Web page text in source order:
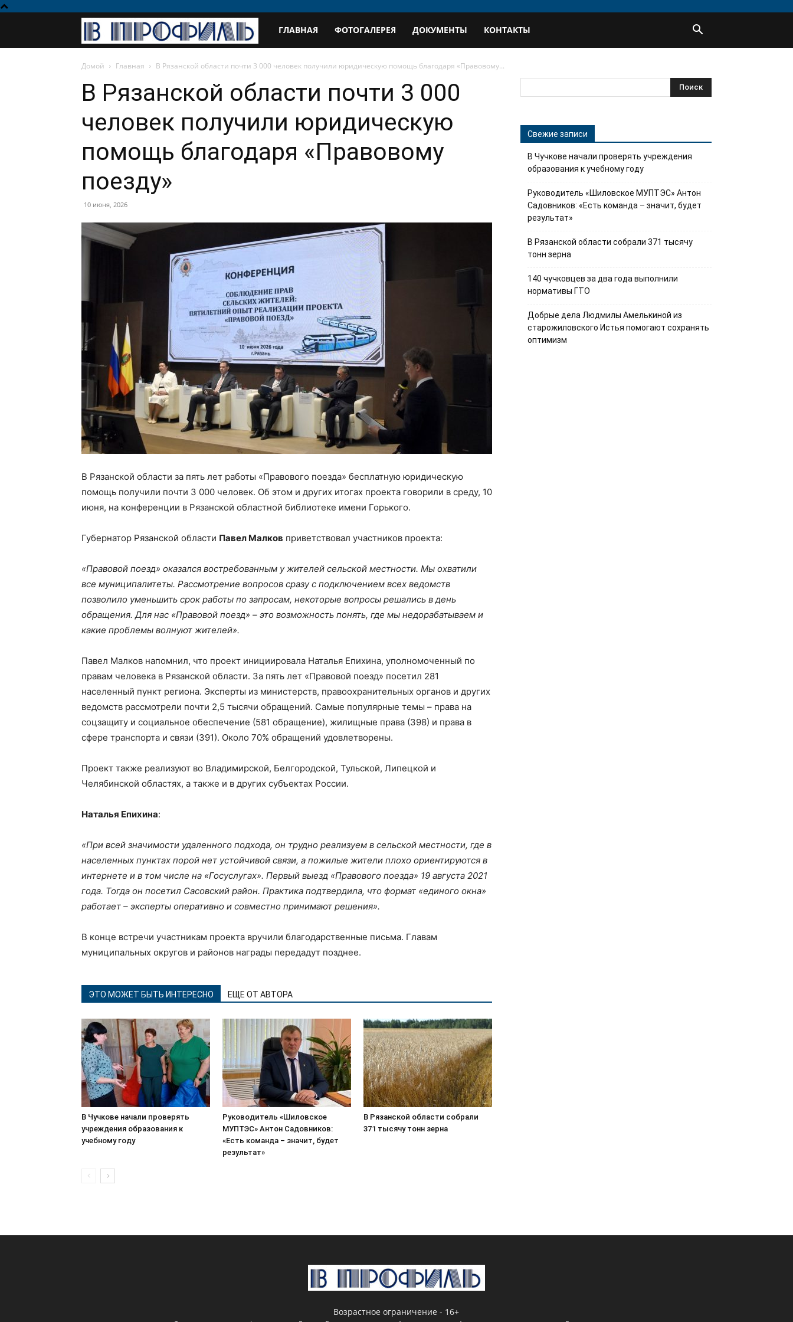
профиль
ГЛАВНАЯ ФОТОГАЛЕРЕЯ ДОКУМЕНТЫ КОНТАКТЫ
Домой Главная В Рязанской области почти 3 000 человек получили юридическую помощь благодаря «Правовому...
В Рязанской области почти 3 000
человек получили юридическую
помощь благодаря «Правовому
поезду»
10 июня, 2026
В Рязанской области за пять лет работы «Правового поезда» бесплатную юридическую
помощь получили почти 3 000 человек. Об этом и других итогах проекта говорили в среду, 10
июня, на конференции в Рязанской областной библиотеке имени Горького.
Губернатор Рязанской области Павел Малков приветствовал участников проекта:
«Правовой поезд» оказался востребованным у жителей сельской местности. Мы охватили
все муниципалитеты. Рассмотрение вопросов сразу с подключением всех ведомств
позволило уменьшить срок работы по запросам, некоторые вопросы решались в день
обращения. Для нас «Правовой поезд» – это возможность понять, где мы недорабатываем и
какие проблемы волнуют жителей».
Павел Малков напомнил, что проект инициировала Наталья Епихина, уполномоченный по
правам человека в Рязанской области. За пять лет «Правовой поезд» посетил 281
населенный пункт региона. Эксперты из министерств, правоохранительных органов и других
ведомств рассмотрели почти 2,5 тысячи обращений. Самые популярные темы – права на
соцзащиту и социальное обеспечение (581 обращение), жилищные права (398) и права в
сфере транспорта и связи (391). Около 70% обращений удовлетворены.
Проект также реализуют во Владимирской, Белгородской, Тульской, Липецкой и
Челябинской областях, а также и в других субъектах России.
Наталья Епихина:
«При всей значимости удаленного подхода, он трудно реализуем в сельской местности, где в
населенных пунктах порой нет устойчивой связи, а пожилые жители плохо ориентируются в
интернете и в том числе на «Госуслугах». Первый выезд «Правового поезда» 19 августа 2021
года. Тогда он посетил Сасовский район. Практика подтвердила, что формат «единого окна»
работает – эксперты оперативно и совместно принимают решения».
В конце встречи участникам проекта вручили благодарственные письма. Главам
муниципальных округов и районов награды передадут позднее.
ЭТО МОЖЕТ БЫТЬ ИНТЕРЕСНО ЕЩЕ ОТ АВТОРА
В Чучкове начали проверять
учреждения образования к
учебному году
Руководитель «Шиловское
МУПТЭС» Антон Садовников:
«Есть команда – значит, будет
результат»
В Рязанской области собрали
371 тысячу тонн зерна
Свежие записи
В Чучкове начали проверять учреждения
образования к учебному году
Руководитель «Шиловское МУПТЭС» Антон
Садовников: «Есть команда – значит, будет
результат»
В Рязанской области собрали 371 тысячу
тонн зерна
140 чучковцев за два года выполнили
нормативы ГТО
Добрые дела Людмилы Амелькиной из
старожиловского Истья помогают сохранять
оптимизм
Возрастное ограничение - 16+